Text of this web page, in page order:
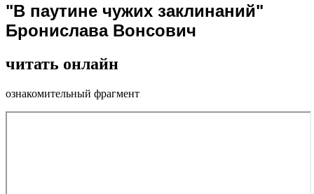
"В паутине чужих заклинаний"
Бронислава Вонсович
читать онлайн
ознакомительный фрагмент